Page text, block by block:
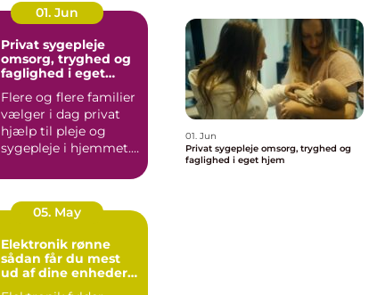
01. Jun
Privat sygepleje
omsorg, tryghed og
faglighed i eget
Flere og flere familier
vælger i dag privat
hjælp til pleje og
sygepleje i hjemmet.
05. May
Elektronik rønne
sådan får du mest
ud af dine enheder
01. Jun
Privat sygepleje omsorg, tryghed og
faglighed i eget hjem